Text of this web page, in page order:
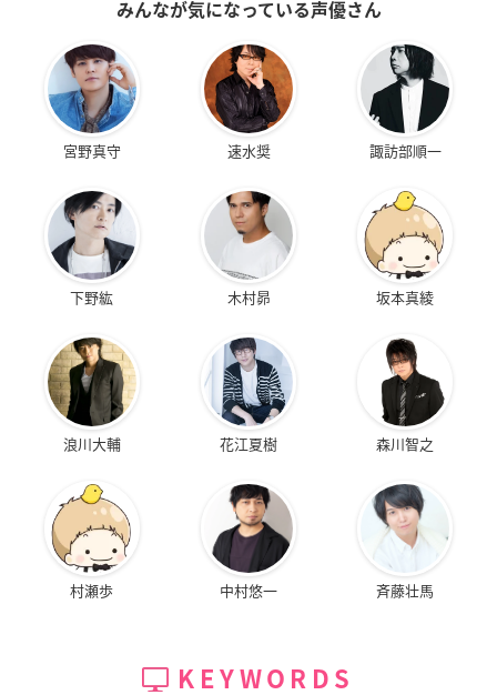
みんなが気になっている声優さん
宮野真守 速水奨 諏訪部順一
下野紘 木村昴 坂本真綾
浪川大輔 花江夏樹 森川智之
村瀬歩 中村悠一 斉藤壮馬
KEYWORDS